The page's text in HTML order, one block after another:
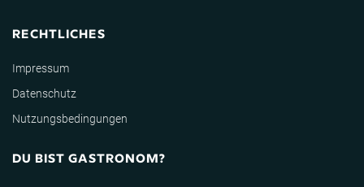
RECHTLICHES
Impressum
Datenschutz
Nutzungsbedingungen
DU BIST GASTRONOM?